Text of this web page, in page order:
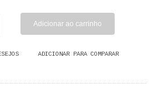
ADICIONAR PARA COMPARAR